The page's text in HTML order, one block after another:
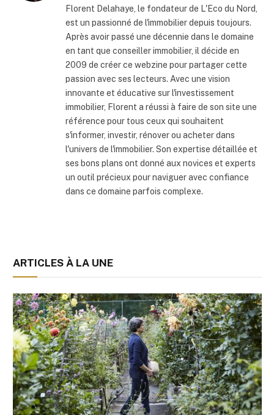
Florent Delahaye, le fondateur de L'Eco du Nord,
est un passionné de l'immobilier depuis toujours.
Après avoir passé une décennie dans le domaine
en tant que conseiller immobilier, il décide en
2009 de créer ce webzine pour partager cette
passion avec ses lecteurs. Avec une vision
innovante et éducative sur l'investissement
immobilier, Florent a réussi à faire de son site une
référence pour tous ceux qui souhaitent
s'informer, investir, rénover ou acheter dans
l'univers de l'immobilier. Son expertise détaillée et
ses bons plans ont donné aux novices et experts
un outil précieux pour naviguer avec confiance
dans ce domaine parfois complexe.
ARTICLES À LA UNE